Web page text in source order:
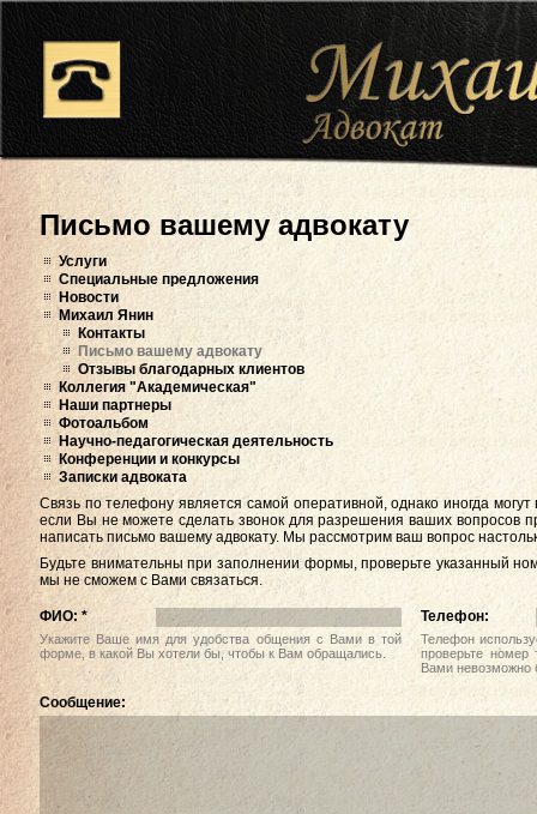
Письмо вашему адвокату
Услуги
Специальные предложения
Новости
Михаил Янин
Контакты
Письмо вашему адвокату
Отзывы благодарных клиентов
Коллегия "Академическая"
Наши партнеры
Фотоальбом
Научно-педагогическая деятельность
Конференции и конкурсы
Записки адвоката
Связь по телефону является самой оперативной, однако иногда
если Вы не можете сделать звонок для разрешения ваших вопросов
написать письмо вашему адвокату. Мы рассмотрим ваш вопрос
Будьте внимательны при заполнении формы, проверьте указанный
мы не сможем с Вами связаться.
ФИО:* Телефон:
Укажите Ваше имя для удобства общения с Вами в той
форме, в какой Вы хотели бы, чтобы к Вам обращались.
Телефон
проверьте
Вами невозможно
Сообщение: